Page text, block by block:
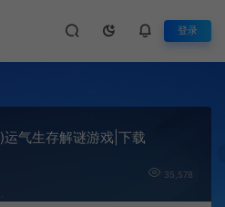
登录
气生存解谜游戏|下载
35,578